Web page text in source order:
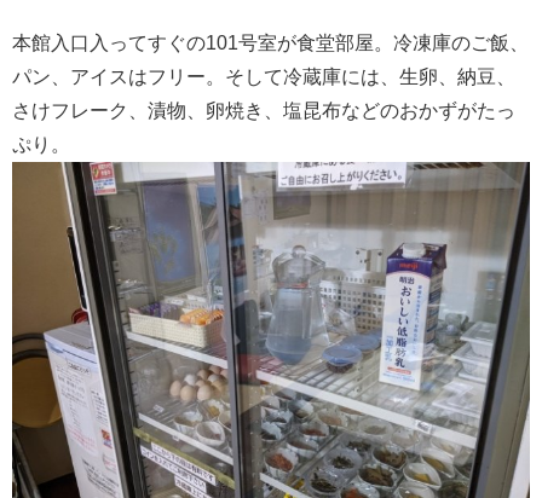
本館入口入ってすぐの101号室が食堂部屋。冷凍庫のご飯、
パン、アイスはフリー。そして冷蔵庫には、生卵、納豆、
さけフレーク、漬物、卵焼き、塩昆布などのおかずがたっ
ぷり。